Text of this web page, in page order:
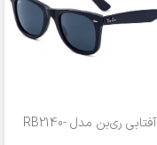
عینک آفتابی ری‌بن مدل RB2140-